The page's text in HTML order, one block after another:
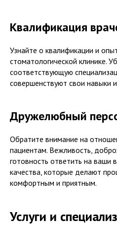
Квалификация
Узнайте о квалификации и
стоматологической клинике.
соответствующую
совершенствуют свои навыки
Дружелюбный
Обратите внимание на
пациентам. Вежливость,
готовность ответить на
качества, которые делают
комфортным и приятным.
Услуги и